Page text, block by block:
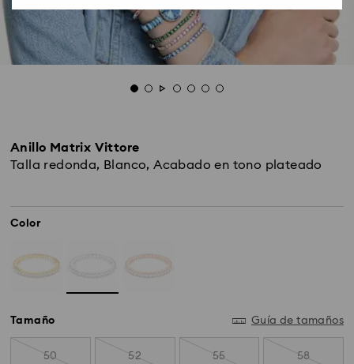
Anillo Matrix Vittore
Talla redonda, Blanco, Acabado en tono plateado
Color
Tamaño Guía de tamaños
50 52 55 58